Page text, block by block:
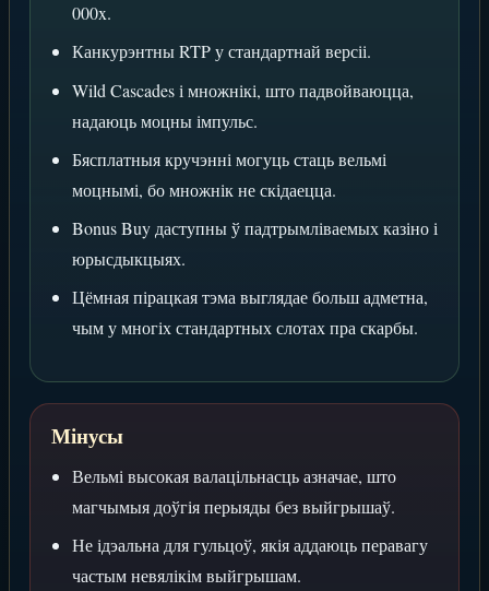
000x.
Канкурэнтны RTP у стандартнай версіі.
Wild Cascades і множнікі, што падвойваюцца,
надаюць моцны імпульс.
Бясплатныя кручэнні могуць стаць вельмі
моцнымі, бо множнік не скідаецца.
Bonus Buy даступны ў падтрымліваемых казіно і
юрысдыкцыях.
Цёмная пірацкая тэма выглядае больш адметна,
чым у многіх стандартных слотах пра скарбы.
Мінусы
Вельмі высокая валацільнасць азначае, што
магчымыя доўгія перыяды без выйгрышаў.
Не ідэальна для гульцоў, якія аддаюць перавагу
частым невялікім выйгрышам.